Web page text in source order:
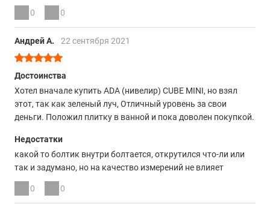
0 0
Андрей А. 22 сентября 2021
Достоинства
Хотел вначале купить ADA (нивелир) CUBE MINI, но взял
этот, так как зеленый луч, Отличный уровень за свои
деньги. Положил плитку в ванной и пока доволен покупкой.
Недостатки
какой то болтик внутри болтается, открутился что-ли или
так и задумано, но на качество измерений не влияет
0 0